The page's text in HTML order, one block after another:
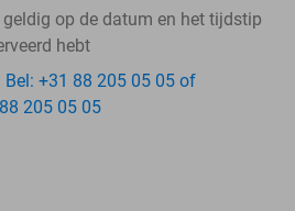
op de datum en het tijdstip
hebt
Bel: +31 88 205 05 05 of
205 05 05